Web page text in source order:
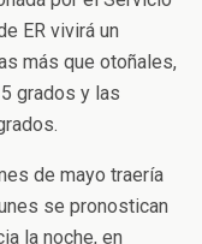
ER vivirá un
más que otoñales,
grados y las
de mayo traería
se pronostican
la noche, en